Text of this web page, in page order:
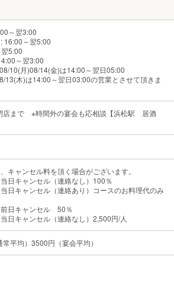
～翌3:00
16:00～翌5:00
5:00
～翌3:00
10(月)08/14(金)は14:00～翌日05:00
13(木)は14:00～翌日03:00の営業とさせて頂きま
店まで ※時間外の宴会も応相談【浜松駅 居酒
キャンセル料を頂く場合がございます。
当日キャンセル（連絡なし）100％
当日キャンセル（連絡あり）コースのお料理代のみ
前日キャンセル 50％
当日キャンセル（連絡なし）2,500円/人
平均）3500円（宴会平均）